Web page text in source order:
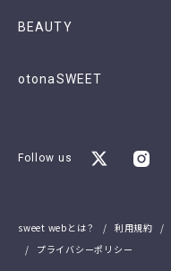
BEAUTY
otonaSWEET
Follow us
sweet webとは？ 利用規約
プライバシーポリシー